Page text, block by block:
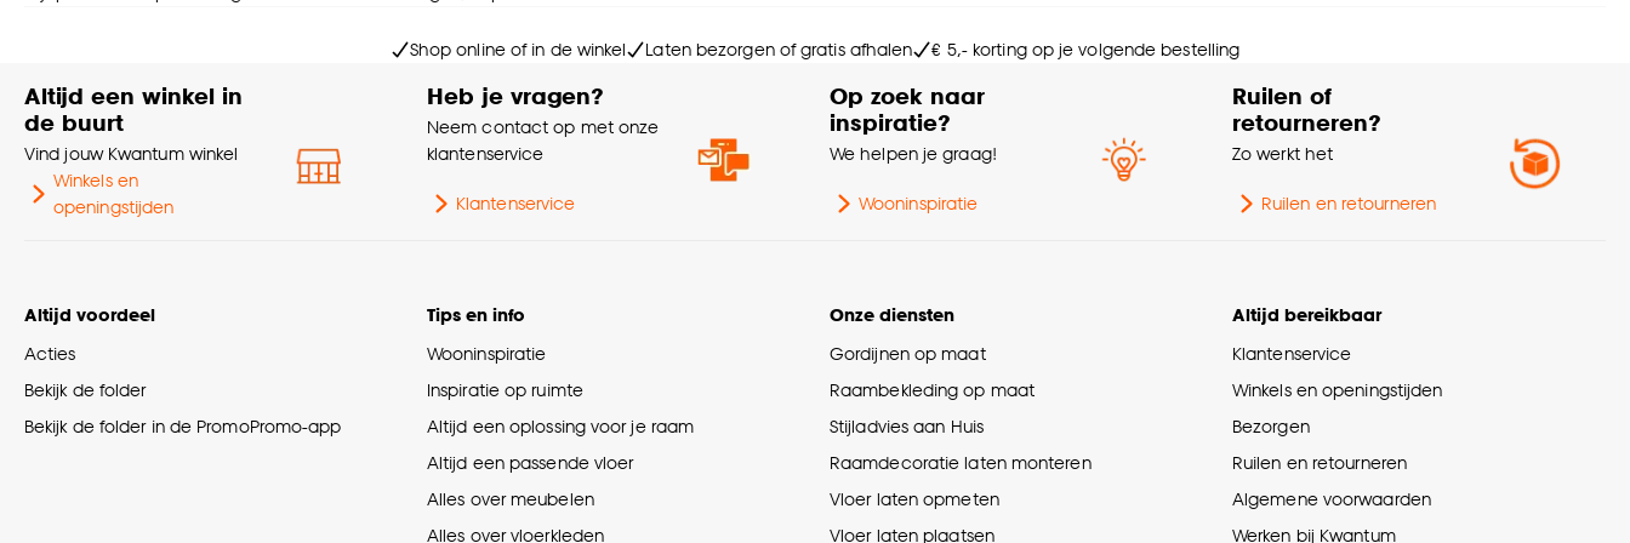
Ja
Poolgewicht 1150 G/m2
Shop online of in de winkel Laten bezorgen of gratis afhalen € 5,- korting op je volgende bestelling
Altijd een winkel in
de buurt
Vind jouw Kwantum winkel
Winkels en
openingstijden
Heb je vragen?
Neem contact op met onze
klantenservice
Klantenservice
Op zoek naar
inspiratie?
We helpen je graag!
Wooninspiratie
Ruilen of
retourneren?
Zo werkt het
Ruilen en retourneren
Altijd voordeel
Acties
Bekijk de folder
Bekijk de folder in de PromoPromo-app
Tips en info
Wooninspiratie
Inspiratie op ruimte
Altijd een oplossing voor je raam
Altijd een passende vloer
Alles over meubelen
Alles over vloerkleden
Onze diensten
Gordijnen op maat
Raambekleding op maat
Stijladvies aan Huis
Raamdecoratie laten monteren
Vloer laten opmeten
Vloer laten plaatsen
Altijd bereikbaar
Klantenservice
Winkels en openingstijden
Bezorgen
Ruilen en retourneren
Algemene voorwaarden
Werken bij Kwantum